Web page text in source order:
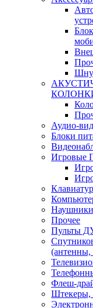
Аудио-
Блоки
Игровые
Прочее
Пульты
(антенны,
Флеш-
Штекеры,